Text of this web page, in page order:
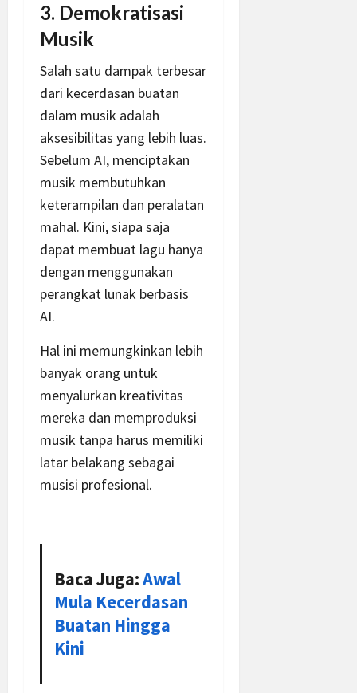
3. Demokratisasi
Musik
Salah satu dampak terbesar
dari kecerdasan buatan
dalam musik adalah
aksesibilitas yang lebih luas.
Sebelum AI, menciptakan
musik membutuhkan
keterampilan dan peralatan
mahal. Kini, siapa saja
dapat membuat lagu hanya
dengan menggunakan
perangkat lunak berbasis
AI.
Hal ini memungkinkan lebih
banyak orang untuk
menyalurkan kreativitas
mereka dan memproduksi
musik tanpa harus memiliki
latar belakang sebagai
musisi profesional.
Baca Juga:Awal
Mula Kecerdasan
Buatan Hingga
Kini